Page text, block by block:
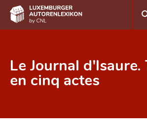
Le Journal d'Isaure.
en cinq actes